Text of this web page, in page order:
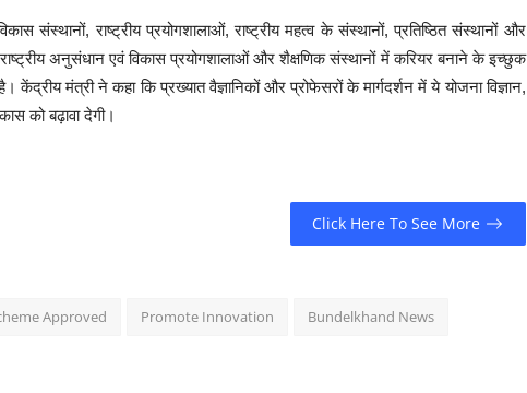
संस्थानों, राष्ट्रीय प्रयोगशालाओं, राष्ट्रीय महत्व के संस्थानों, प्रतिष्ठित संस्थानों और
राष्ट्रीय अनुसंधान एवं विकास प्रयोगशालाओं और शैक्षणिक संस्थानों में करियर बनाने के इच्छुक
मंत्री ने कहा कि प्रख्यात वैज्ञानिकों और प्रोफेसरों के मार्गदर्शन में ये योजना विज्ञान,
को बढ़ावा देगी।
Click Here To See More
Approved Promote Innovation Bundelkhand News